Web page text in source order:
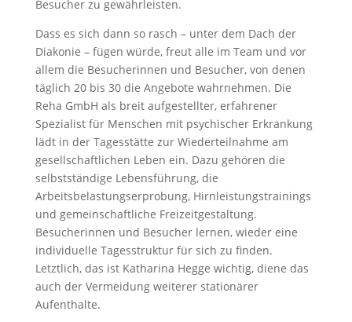
Besucher zu gewährleisten.
Dass es sich dann so rasch – unter dem Dach der
Diakonie – fügen würde, freut alle im Team und vor
allem die Besucherinnen und Besucher, von denen
täglich 20 bis 30 die Angebote wahrnehmen. Die
Reha GmbH als breit aufgestellter, erfahrener
Spezialist für Menschen mit psychischer Erkrankung
lädt in der Tagesstätte zur Wiederteilnahme am
gesellschaftlichen Leben ein. Dazu gehören die
selbstständige Lebensführung, die
Arbeitsbelastungserprobung, Hirnleistungstrainings
und gemeinschaftliche Freizeitgestaltung.
Besucherinnen und Besucher lernen, wieder eine
individuelle Tagesstruktur für sich zu finden.
Letztlich, das ist Katharina Hegge wichtig, diene das
auch der Vermeidung weiterer stationärer
Aufenthalte.